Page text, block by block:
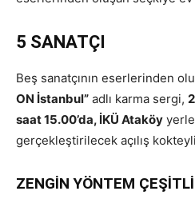
5 SANATÇI
Beş sanatçının eserlerinden
ON İstanbul” adlı karma sergi,
saat 15.00’da, İKÜ Ataköy
gerçekleştirilecek açılış
ZENGİN YÖNTEM